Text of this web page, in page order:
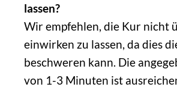
lassen?
Wir empfehlen, die Kur nicht
einwirken zu lassen, da dies
beschweren kann. Die
von 1-3 Minuten ist